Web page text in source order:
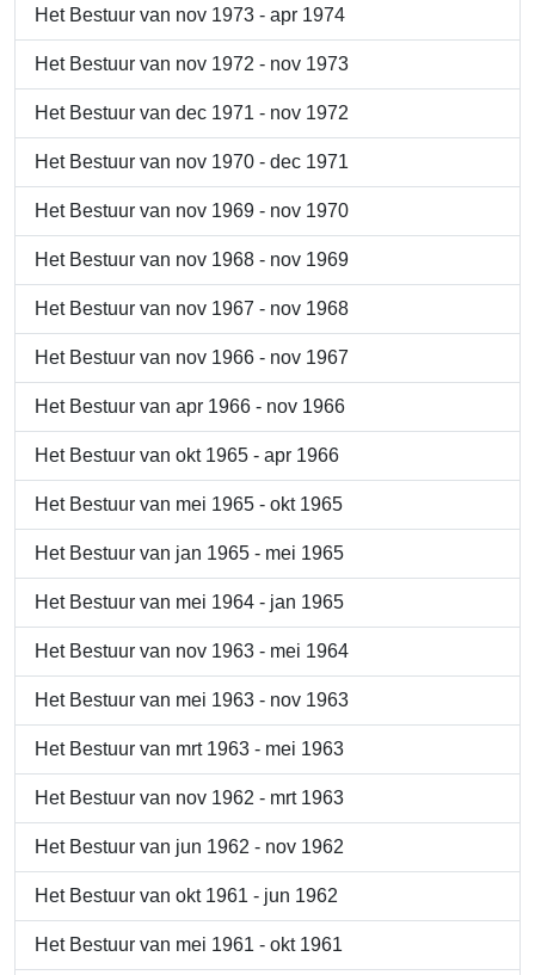
Het Bestuur van nov 1973 - apr 1974
Het Bestuur van nov 1972 - nov 1973
Het Bestuur van dec 1971 - nov 1972
Het Bestuur van nov 1970 - dec 1971
Het Bestuur van nov 1969 - nov 1970
Het Bestuur van nov 1968 - nov 1969
Het Bestuur van nov 1967 - nov 1968
Het Bestuur van nov 1966 - nov 1967
Het Bestuur van apr 1966 - nov 1966
Het Bestuur van okt 1965 - apr 1966
Het Bestuur van mei 1965 - okt 1965
Het Bestuur van jan 1965 - mei 1965
Het Bestuur van mei 1964 - jan 1965
Het Bestuur van nov 1963 - mei 1964
Het Bestuur van mei 1963 - nov 1963
Het Bestuur van mrt 1963 - mei 1963
Het Bestuur van nov 1962 - mrt 1963
Het Bestuur van jun 1962 - nov 1962
Het Bestuur van okt 1961 - jun 1962
Het Bestuur van mei 1961 - okt 1961